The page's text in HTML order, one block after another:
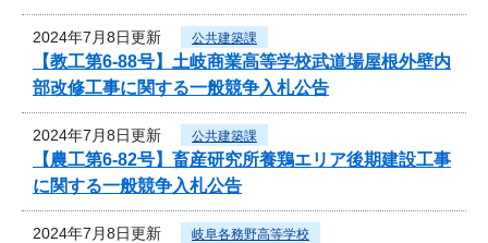
2024年7月8日更新 公共建築課
【教工第6-88号】土岐商業高等学校武道場屋根外壁内
部改修工事に関する一般競争入札公告
2024年7月8日更新 公共建築課
【農工第6-82号】畜産研究所養鶏エリア後期建設工事
に関する一般競争入札公告
2024年7月8日更新 岐阜各務野高等学校